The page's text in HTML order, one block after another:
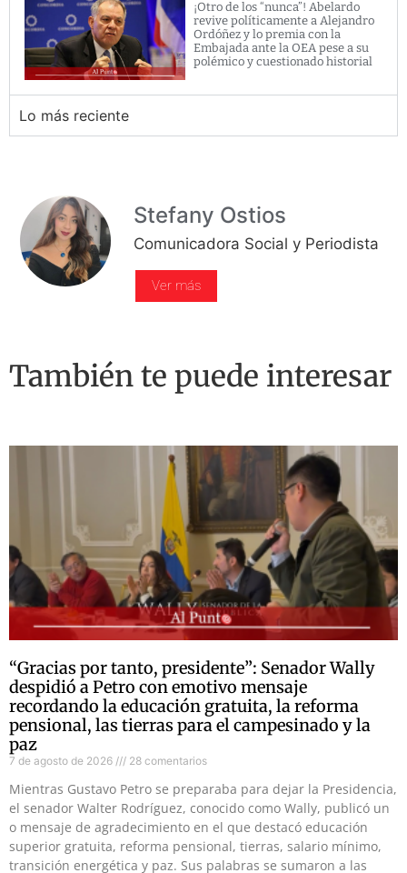
¡Otro de los “nunca”! Abelardo
revive políticamente a Alejandro
Ordóñez y lo premia con la
Embajada ante la OEA pese a su
polémico y cuestionado historial
Lo más reciente
Stefany Ostios
Comunicadora Social y Periodista
Ver más
También te puede interesar
“Gracias por tanto, presidente”: Senador Wally
despidió a Petro con emotivo mensaje
recordando la educación gratuita, la reforma
pensional, las tierras para el campesinado y la
paz
7 de agosto de 2026 28 comentarios
Mientras Gustavo Petro se preparaba para dejar la Presidencia,
el senador Walter Rodríguez, conocido como Wally, publicó un
o mensaje de agradecimiento en el que destacó educación
superior gratuita, reforma pensional, tierras, salario mínimo,
transición energética y paz. Sus palabras se sumaron a las